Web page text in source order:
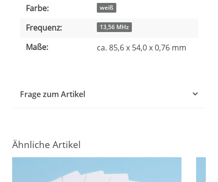
Farbe: weiß
Frequenz: 13,56 MHz
Maße: ca. 85,6 x 54,0 x 0,76 mm
Frage zum Artikel
Ähnliche Artikel